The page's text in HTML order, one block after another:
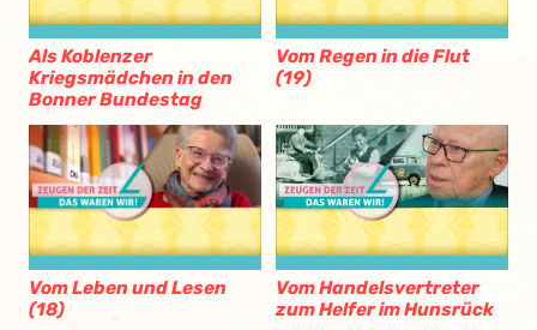
Als Koblenzer
Kriegsmädchen in den
Bonner Bundestag
Vom Regen in die Flut
(19)
Vom Leben und Lesen
(18)
Vom Handelsvertreter
zum Helfer im Hunsrück